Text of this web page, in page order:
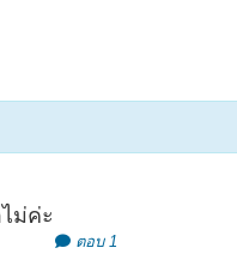
ม่ค่ะ
ตอบ 1